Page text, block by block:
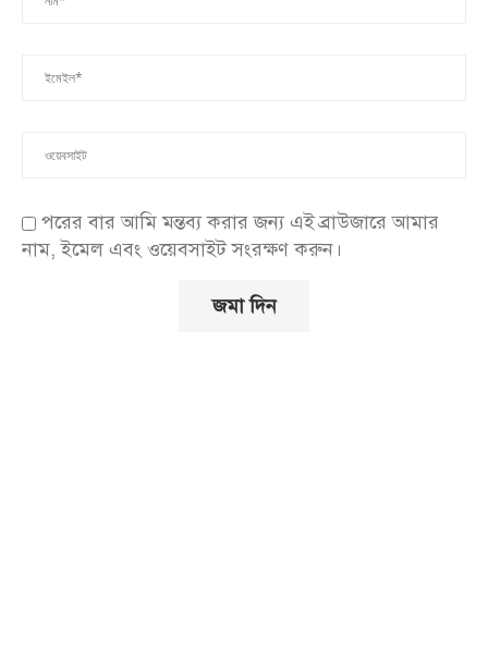
পরের বার আমি মন্তব্য করার জন্য এই ব্রাউজারে আমার
নাম, ইমেল এবং ওয়েবসাইট সংরক্ষণ করুন।